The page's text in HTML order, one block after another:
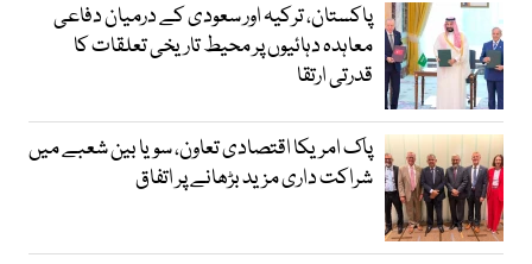
پاکستان، ترکیہ اور سعودی کے درمیان دفاعی
معاہدہ دہائیوں پر محیط تاریخی تعلقات کا
قدرتی ارتقا
پاک امریکا اقتصادی تعاون، سویا بین شعبے میں
شراکت داری مزید بڑھانے پر اتفاق